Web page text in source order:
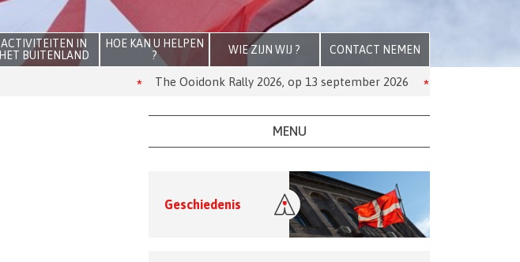
ACTIVITEITEN IN
HET BUITENLAND
HOE KAN U HELPEN
?
WIE ZIJN WIJ ? CONTACT NEMEN
The Ooidonk Rally 2026, op 13 september 2026 De Orde van Malta
MENU
Geschiedenis